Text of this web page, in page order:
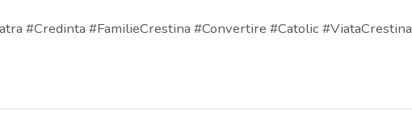
#Credinta #FamilieCrestina #Convertire #Catolic #ViataCrestina